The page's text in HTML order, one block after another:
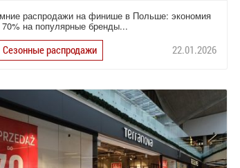
распродажи на финише в Польше: экономия
на популярные бренды...
Сезонные распродажи 22.01.2026